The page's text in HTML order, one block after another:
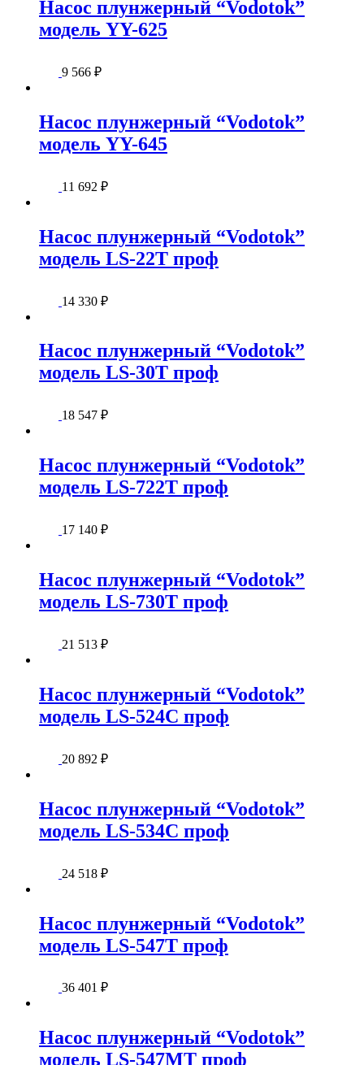
Насос плунжерный “Vodotok”
модель YY-625
9 566 ₽
Насос плунжерный “Vodotok”
модель YY-645
11 692 ₽
Насос плунжерный “Vodotok”
модель LS-22T проф
14 330 ₽
Насос плунжерный “Vodotok”
модель LS-30T проф
18 547 ₽
Насос плунжерный “Vodotok”
модель LS-722T проф
17 140 ₽
Насос плунжерный “Vodotok”
модель LS-730T проф
21 513 ₽
Насос плунжерный “Vodotok”
модель LS-524C проф
20 892 ₽
Насос плунжерный “Vodotok”
модель LS-534C проф
24 518 ₽
Насос плунжерный “Vodotok”
модель LS-547T проф
36 401 ₽
Насос плунжерный “Vodotok”
модель LS-547MT проф